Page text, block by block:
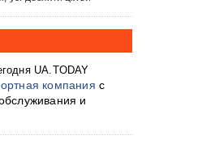
UA.TODAY
компания с
и